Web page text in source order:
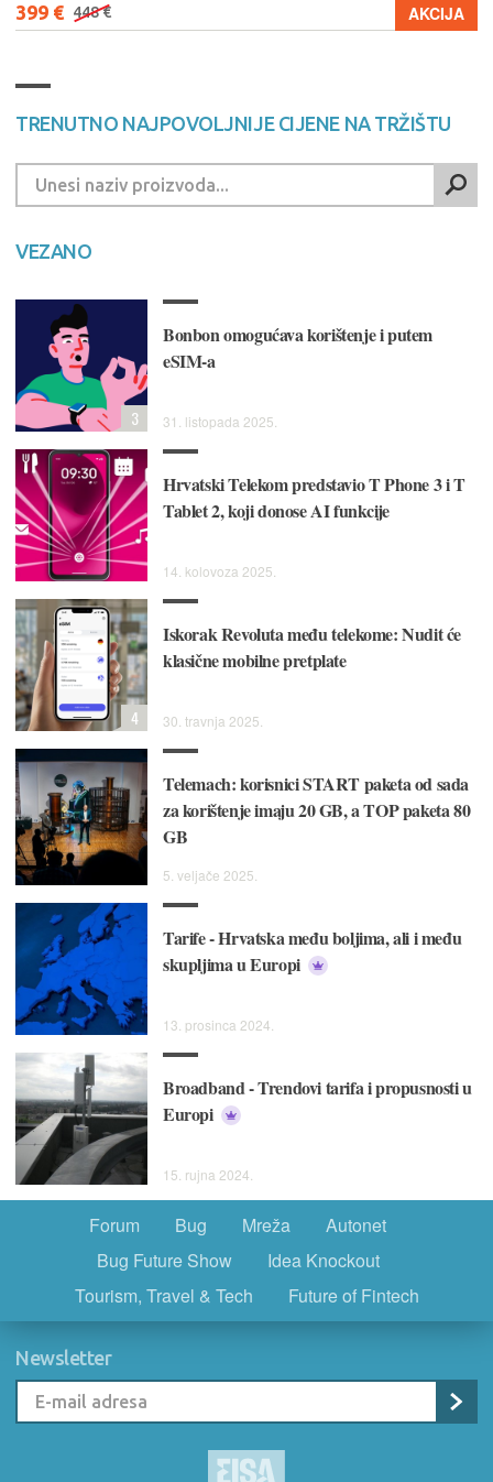
399 € 448 € AKCIJA
TRENUTNO NAJPOVOLJNIJE CIJENE NA TRŽIŠTU
VEZANO
Bonbon omogućava korištenje i putem
eSIM-a
31. listopada 2025.
3
Hrvatski Telekom predstavio T Phone 3 i T
Tablet 2, koji donose AI funkcije
14. kolovoza 2025.
Iskorak Revoluta među telekome: Nudit će
klasične mobilne pretplate
30. travnja 2025.
4
Telemach: korisnici START paketa od sada
za korištenje imaju 20 GB, a TOP paketa 80
GB
5. veljače 2025.
Tarife - Hrvatska među boljima, ali i među
skupljima u Europi
13. prosinca 2024.
Broadband - Trendovi tarifa i propusnosti u
Europi
15. rujna 2024.
Forum Bug Mreža
Autonet
Bug Future Show
Idea Knockout
Tourism, Travel & Tech
Future of Fintech
Newsletter